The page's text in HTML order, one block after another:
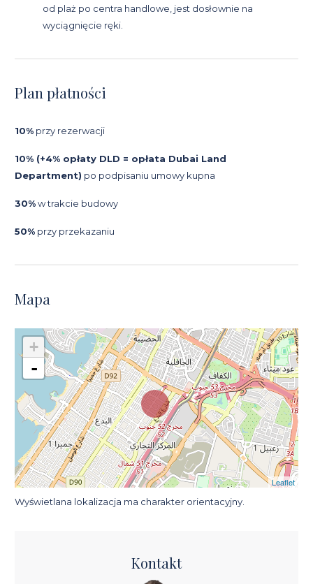
od plaż po centra handlowe, jest dosłownie na
wyciągnięcie ręki.
Plan płatności
10% przy rezerwacji
10% (+4% opłaty DLD = opłata Dubai Land
Department) po podpisaniu umowy kupna
30%w trakcie budowy
50% przy przekazaniu
Mapa
+
-
Leaflet
Wyświetlana lokalizacja ma charakter orientacyjny.
Kontakt